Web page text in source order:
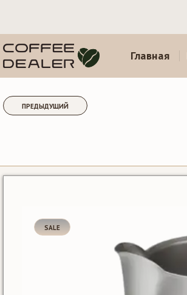
Главная
ПРЕДЫДУЩИЙ
SALE